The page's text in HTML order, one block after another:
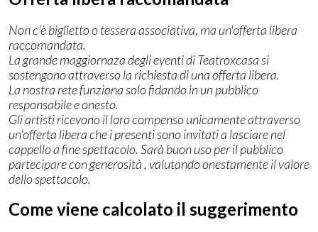
Non c'è biglietto o tessera associativa, ma un'offerta libera
raccomandata.
La grande maggiornaza degli eventi di Teatroxcasa si
sostengono attraverso la richiesta di una offerta libera.
La nostra rete funziona solo fidando in un pubblico
responsabile e onesto.
Gli artisti ricevono il loro compenso unicamente attraverso
un'offerta libera che i presenti sono invitati a lasciare nel
cappello a fine spettacolo. Sarà buon uso per il pubblico
partecipare con generosità , valutando onestamente il valore
dello spettacolo.
Come viene calcolato il suggerimento